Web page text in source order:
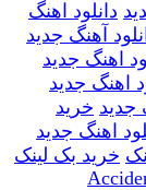
دانلود اهنگ
آهنگ جدید
اهنگ جدید
اهنگ جدید
جدید خرید
اهنگ جدید
خرید بک لینک